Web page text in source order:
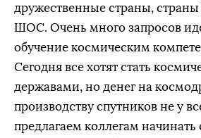
дружественные страны,
ШОС. Очень много запросов
обучение космическим
Сегодня все хотят стать
державами, но денег на
производству спутников не у
предлагаем коллегам начинать